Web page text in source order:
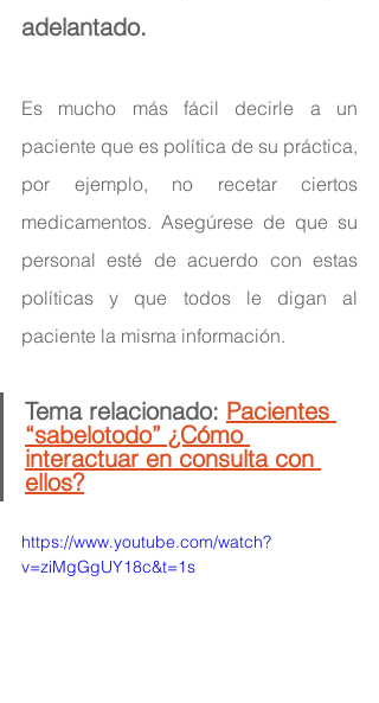
adelantado.
Es mucho más fácil decirle a un
paciente que es política de su práctica,
por ejemplo, no recetar ciertos
medicamentos. Asegúrese de que su
personal esté de acuerdo con estas
políticas y que todos le digan al
paciente la misma información.
Tema relacionado: Pacientes
“sabelotodo” ¿Cómo
interactuar en consulta con
ellos?
https://www.youtube.com/watch?
v=ziMgGgUY18c&t=1s